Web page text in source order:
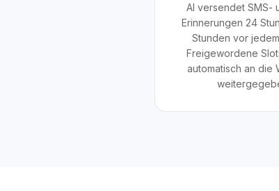
AI versendet SMS-
Erinnerungen 24
Stunden vor
Freigewordene
automatisch an die